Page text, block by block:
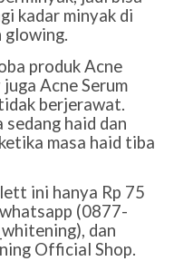
kadar minyak di
glowing.
produk Acne
Acne Serum
berjerawat.
haid dan
masa haid tiba
ini hanya Rp 75
(0877-
dan
Official Shop.